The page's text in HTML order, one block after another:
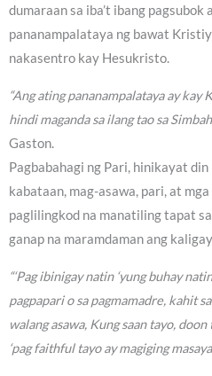
dumaraan sa iba’t ibang pagsubok
pananampalataya ng bawat
nakasentro kay Hesukristo.
“Ang ating pananampalataya ay
hindi maganda sa ilang tao sa
Gaston.
Pagbabahagi ng Pari, hinikayat din
kabataan, mag-asawa, pari, at
paglilingkod na manatiling tapat
ganap na maramdaman ang
“‘Pag ibinigay natin ‘yung buhay
pagpapari o sa pagmamadre, kahit
walang asawa, Kung saan tayo,
‘pag faithful tayo ay magiging